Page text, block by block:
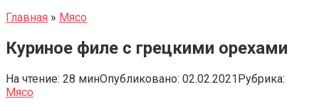
Главная » Мясо
Куриное филе с грецкими орехами
На чтение: 28 минОпубликовано: 02.02.2021Рубрика:
Мясо